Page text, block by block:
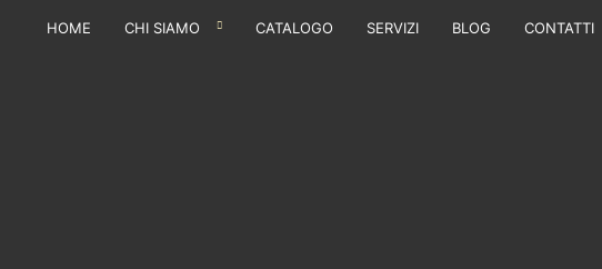
HOME CHI SIAMO CATALOGO SERVIZI BLOG CONTATTI